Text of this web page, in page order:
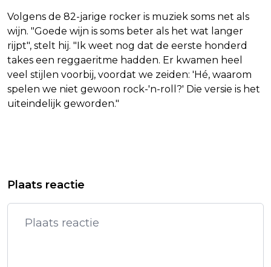
Volgens de 82-jarige rocker is muziek soms net als
wijn. "Goede wijn is soms beter als het wat langer
rijpt", stelt hij. "Ik weet nog dat de eerste honderd
takes een reggaeritme hadden. Er kwamen heel
veel stijlen voorbij, voordat we zeiden: 'Hé, waarom
spelen we niet gewoon rock-'n-roll?' Die versie is het
uiteindelijk geworden."
AANVOERING CHIPBEDRIJVEN
RECORDAANTAL WONINGEN TE KOOP
GEZET, PRIJS NAAR HOOGSTE NIVEAU
Plaats reactie